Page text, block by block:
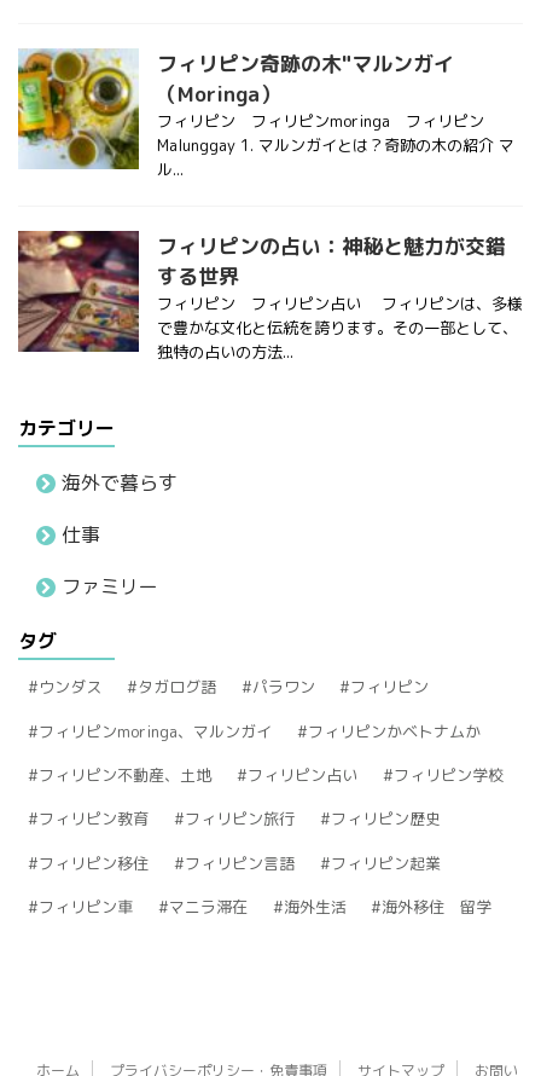
フィリピン奇跡の木"マルンガイ
（Moringa）
フィリピン フィリピンmoringa フィリピン
Malunggay 1. マルンガイとは？奇跡の木の紹介 マ
ル...
フィリピンの占い：神秘と魅力が交錯
する世界
フィリピン フィリピン占い フィリピンは、多様
で豊かな文化と伝統を誇ります。その一部として、
独特の占いの方法...
カテゴリー
海外で暮らす
仕事
ファミリー
タグ
ウンダス タガログ語 パラワン フィリピン
フィリピンmoringa、マルンガイ フィリピンかベトナムか
フィリピン不動産、土地 フィリピン占い フィリピン学校
フィリピン教育 フィリピン旅行 フィリピン歴史
フィリピン移住 フィリピン言語 フィリピン起業
フィリピン車 マニラ滞在 海外生活 海外移住 留学
ホーム プライバシーポリシー・免責事項 サイトマップ お問い